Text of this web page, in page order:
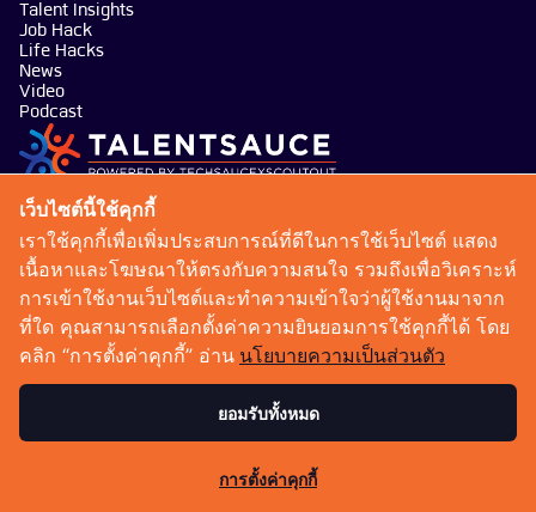
Talent Insights
Job Hack
Life Hacks
News
Video
Podcast
บริษัท เทคซอส มีเดีย จำกัด
101 ทรู ดิจิทัล พาร์ค อาคาร กริฟฟิน ชั้น 14 ห้อง 1401
ถนนสุขุมวิท แขวงบางจาก เขตพระโขนง กรุงเทพมหานคร
10260
talentsauce@techsauce.co
02-001-5375
Copyright 2026 : Techsauce All rights reserved.
เว็บไซต์นี้ใช้คุกกี้
เราใช้คุกกี้เพื่อเพิ่มประสบการณ์ที่ดีในการใช้เว็บไซต์ แสดง
เนื้อหาและโฆษณาให้ตรงกับความสนใจ รวมถึงเพื่อวิเคราะห์
การเข้าใช้งานเว็บไซต์และทำความเข้าใจว่าผู้ใช้งานมาจาก
ที่ใด คุณสามารถเลือกตั้งค่าความยินยอมการใช้คุกกี้ได้ โดย
คลิก “การตั้งค่าคุกกี้” อ่าน นโยบายความเป็นส่วนตัว
ยอมรับทั้งหมด
การตั้งค่าคุกกี้